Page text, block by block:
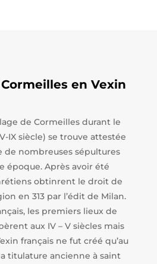
en Vexin
de Cormeilles durant le
IX siècle) se trouve attestée
de nombreuses sépultures
époque. Après avoir été
obtinrent le droit de
en 313 par l’édit de Milan.
les premiers lieux de
aux IV – V siècles mais
français ne fut créé qu’au
titulature ancienne à saint